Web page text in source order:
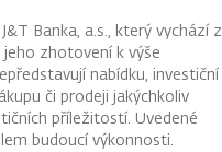
Banka, a.s., který vychází z
zhotovení k výše
nabídku, investiční
či prodeji jakýchkoliv
příležitostí. Uvedené
budoucí výkonnosti.